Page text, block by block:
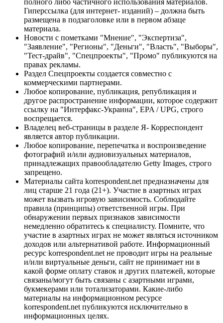
Гиперссылка (для интернет- изданий) – должна быть
размещена в подзаголовке или в первом абзаце
материала.
Новости с пометками "Мнение", "Экспертиза",
"Заявление", "Регионы", "Деньги", "Власть", "Выборы",
"Тест-драйв", "Спецпроекты", "Промо" публикуются на
правах рекламы.
Раздел Спецпроекты создается совместно с
коммерческими партнерами.
Любое копирование, публикация, републикация и
другое распространение информации, которое содержит
ссылку на "Интерфакс-Украина", EPA / UPG, строго
воспрещается.
Владелец веб-страницы в разделе Я- Корреспондент
является автор публикации.
Любое копирование, перепечатка и воспроизведение
фотографий и/или аудиовизуальных материалов,
принадлежащих правообладателю Getty Images, строго
запрещено.
Материалы сайта korrespondent.net предназначены для
лиц старше 21 года (21+). Участие в азартных играх
может вызвать игровую зависимость. Соблюдайте
правила (принципы) ответственной игры. При
обнаружении первых признаков зависимости
немедленно обратитесь к специалисту. Помните, что
участие в азартных играх не может являться источником
доходов или альтернативой работе. Информационный
ресурс korrespondent.net не проводит игры на реальные
и/или виртуальные деньги, сайт не принимает ни в
какой форме оплату ставок и других платежей, которые
связаны/могут быть связаны с азартными играми,
букмекерами или тотализаторами. Какие-либо
материалы на информационном ресурсе
korrespondent.net публикуются исключительно в
информационных целях.